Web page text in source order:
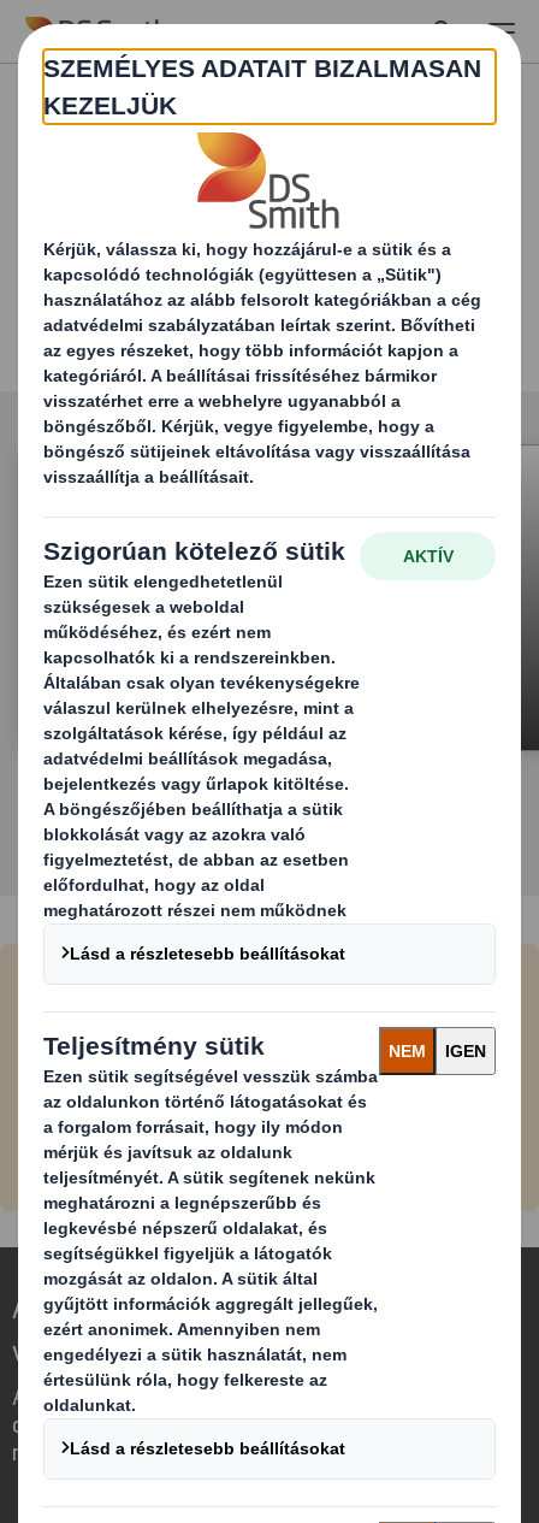
Skip to main content
POS & POP display
Az üzletekben és szupermarketekben
gyakorta használnak „értékesítés helyi”
displayeket, ezek figyelemfelkeltőek kell,
hogy legyenek, és hatékonyan kell
közvetítsék a márkaüzenetet.
Elemes display-ek és raklap dobozok
Lépjen velünk kapcsolatba
Szorosan együttműködünk vevőink marketing
osztályával és reklámirodájával, hogy innovatív
módszereket fejlesszünk ki. Ha érdeklik display
megoldásaink, lépjen velünk kapcsolatba.
A csomagolás újraértelmezése a változó
világban
Abban különbözünk, hogy látjuk, hogy a
csomagolásnak jelentős szerepe van a
minket körülvevő világban.